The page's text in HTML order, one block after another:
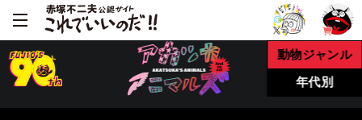
動物ジャンル
年代別